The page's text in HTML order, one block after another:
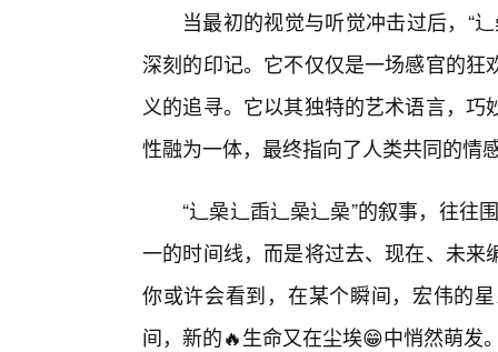
当最初的视觉与听觉冲击过后，“
深刻的印记。它不仅仅是一场感官的
义的追寻。它以其独特的艺术语言，
性融为一体，最终指向了人类共同的情
“辶喿辶臿辶喿辶喿”的叙事，往往
一的时间线，而是将过去、现在、未
你或许会看到，在某个瞬间，宏伟的
间，新的🔥生命又在尘埃😁中悄然萌发